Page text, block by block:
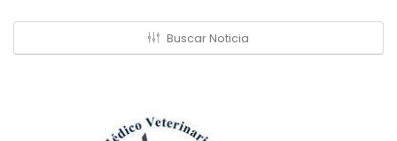
Buscar Noticia